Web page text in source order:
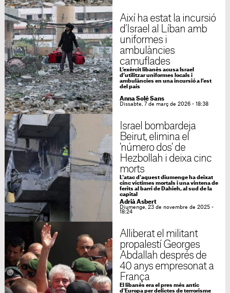
Així ha estat la incursió
d’Israel al Líban amb
uniformes i
ambulàncies
camuflades
L’exèrcit libanès acusa Israel
d’utilitzar uniformes locals i
ambulàncies en una incursió a l’est
del país
Anna Solé Sans
Dissabte, 7 de març de 2026 - 18:38
Israel bombardeja
Beirut, elimina el
'número dos' de
Hezbollah i deixa cinc
morts
L'atac d'aquest diumenge ha deixat
cinc víctimes mortals i una vintena de
ferits al barri de Dahieh, al sud de la
capital
Adrià Asbert
Diumenge, 23 de novembre de 2025 -
18:24
Alliberat el militant
propalestí Georges
Abdallah després de
40 anys empresonat a
França
El libanès era el pres més antic
d'Europa per delictes de terrorisme